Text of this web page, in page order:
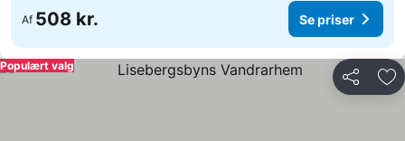
Af 508 kr. Se priser
Del
Populært valg